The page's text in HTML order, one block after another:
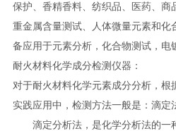
保护、 香精香料、纺织品、医药、 商
重金属含量测试、人体微量元素和化
备应用于元素分析，化合物测试，电
耐火材料化学成分检测仪器：
对于耐火材料化学元素成分分析，根
实践应用中，检测方法一般是： 滴定
滴定分析法，是化学分析法的一